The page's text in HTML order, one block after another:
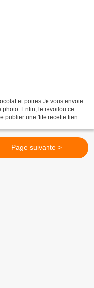
et poires Je vous envoie
photo. Enfin, le revoilou ce
publier une 'tite recette tiens !
Page suivante >